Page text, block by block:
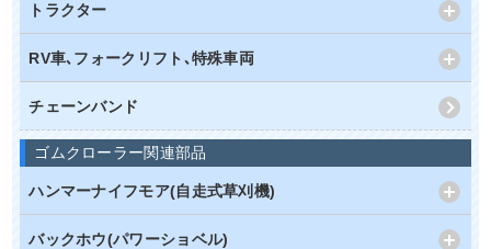
トラクター
RV車､フォークリフト､特殊車両
チェーンバンド
ゴムクローラー関連部品
ハンマーナイフモア(自走式草刈機)
バックホウ(パワーショベル)